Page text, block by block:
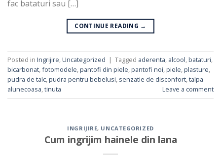
fac bataturi sau […]
CONTINUE READING →
Posted in Ingrijire,Uncategorized | Tagged aderenta, alcool,bataturi,
bicarbonat,fotomodele,pantofi din piele,pantofi noi,piele,plasture,
pudra de talc,pudra pentru bebelusi, senzatie de disconfort,talpa
alunecoasa,tinuta Leave a comment
INGRIJIRE, UNCATEGORIZED
Cum ingrijim hainele din lana